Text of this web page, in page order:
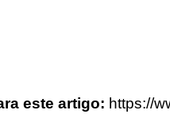
este artigo: https://